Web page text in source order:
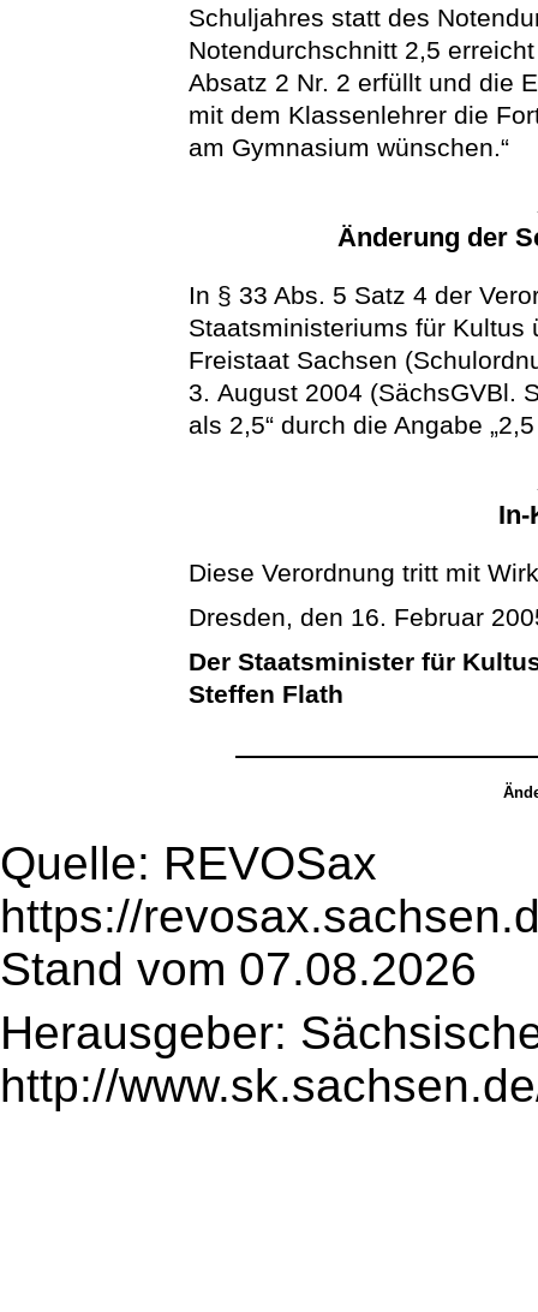
Schuljahres statt des
Notendurchschnitt 2,5
Absatz 2 Nr. 2 erfüllt und die
mit dem Klassenlehrer die
am Gymnasium wünschen.“
Änderung der
In § 33 Abs. 5 Satz 4 der
Staatsministeriums für
Freistaat Sachsen
3. August 2004 (SächsGVBl.
als 2,5“ durch die Angabe
In-
Diese Verordnung tritt mit
Dresden, den 16. Februar
Der Staatsminister für
Steffen Flath
Quelle: REVOSax
https://
Stand vom 07.08.2026
Herausgeber:
http://